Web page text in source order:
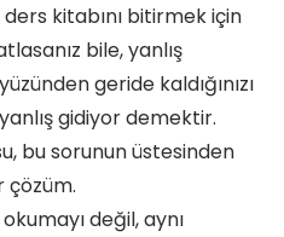
kitabını bitirmek için
bile, yanlış
geride kaldığınızı
gidiyor demektir.
bu sorunun üstesinden
çözüm.
değil, aynı